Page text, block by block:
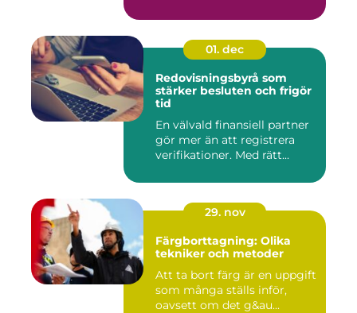
01. dec
Redovisningsbyrå som
stärker besluten och frigör
tid
En välvald finansiell partner
gör mer än att registrera
verifikationer. Med rätt...
29. nov
Färgborttagning: Olika
tekniker och metoder
Att ta bort färg är en uppgift
som många ställs inför,
oavsett om det g&au...